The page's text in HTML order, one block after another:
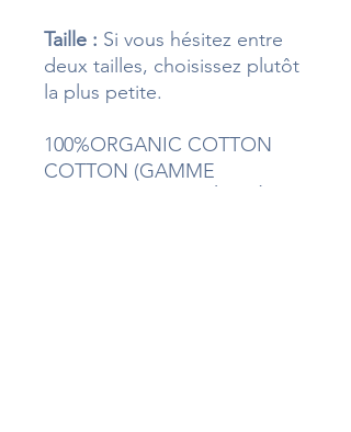
Taille : Si vous hésitez entre
deux tailles, choisissez plutôt
la plus petite.
100%ORGANIC COTTON
COTTON (GAMME